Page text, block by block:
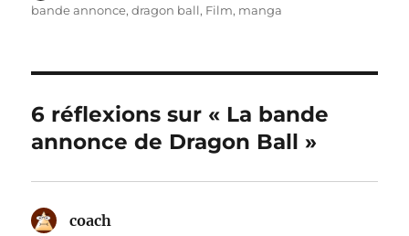
le
bande annonce,dragon ball, Film, manga
6 réflexions sur « La bande
annonce de Dragon Ball »
coach